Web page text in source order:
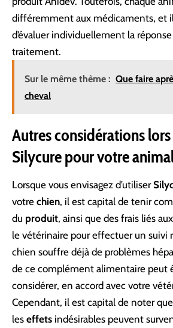
différemment aux médicaments, et
d’évaluer individuellement la
traitement.
Sur le même thème : Que faire
cheval
Autres considérations lors
Silycure pour votre
Lorsque vous envisagez d’utiliser
votre chien, il est capital de tenir
du produit, ainsi que des frais liés
le vétérinaire pour effectuer un suivi
chien souffre déjà de problèmes
de ce complément alimentaire peut
considérer, en accord avec votre
Cependant, il est capital de noter que
les effets indésirables peuvent